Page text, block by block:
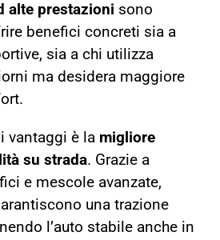
alte prestazioni sono
benefici concreti sia a
sia a chi utilizza
ma desidera maggiore
vantaggi è la migliore
su strada. Grazie a
e mescole avanzate,
una trazione
l’auto stabile anche in